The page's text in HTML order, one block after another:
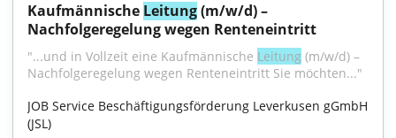
Kaufmännische Leitung (m/w/d) –
Nachfolgeregelung wegen Renteneintritt
"...und in Vollzeit eine Kaufmännische Leitung (m/w/d) –
Nachfolgeregelung wegen Renteneintritt Sie möchten..."
JOB Service Beschäftigungsförderung Leverkusen gGmbH
(JSL)